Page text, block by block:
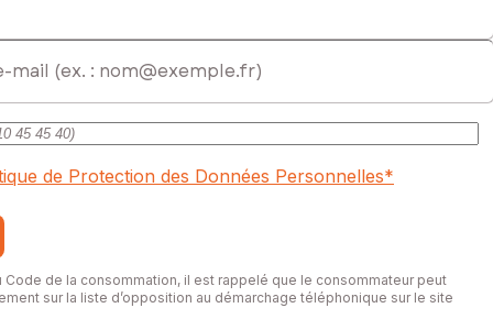
de Protection des Données Personnelles*
Code de la consommation, il est rappelé que le consommateur peut
sur la liste d’opposition au démarchage téléphonique sur le site